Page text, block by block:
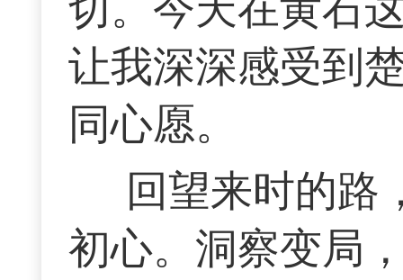
让我深深感受到
同心愿。
回望来时的路
初心。洞察变局